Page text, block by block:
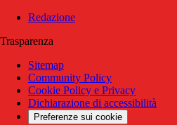
Redazione
Trasparenza
Sitemap
Community Policy
Cookie Policy e Privacy
Dichiarazione di accessibilità
Preferenze sui cookie